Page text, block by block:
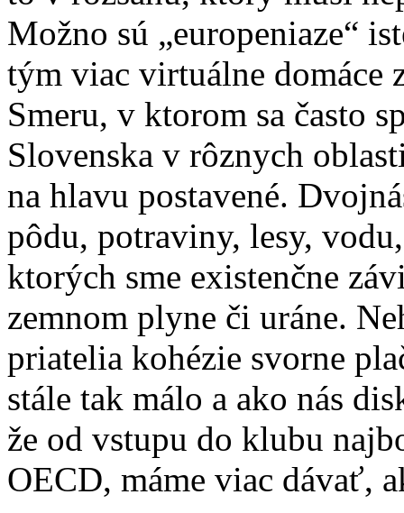
Možno sú „europeniaze“
tým viac virtuálne domáce
Smeru, v ktorom sa často
Slovenska v rôznych
na hlavu postavené.
pôdu, potraviny, lesy,
ktorých sme existenčne
zemnom plyne či uráne.
priatelia kohézie svorne
stále tak málo a ako nás
že od vstupu do klubu
OECD, máme viac dávať,